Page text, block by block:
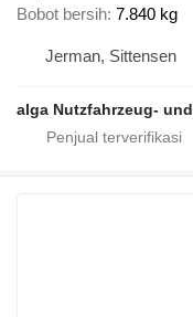
Bobot bersih 7.840 kg
Jerman, Sittensen